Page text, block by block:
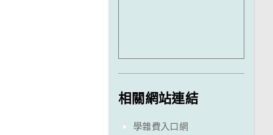
相關網站連結
學雜費入口網